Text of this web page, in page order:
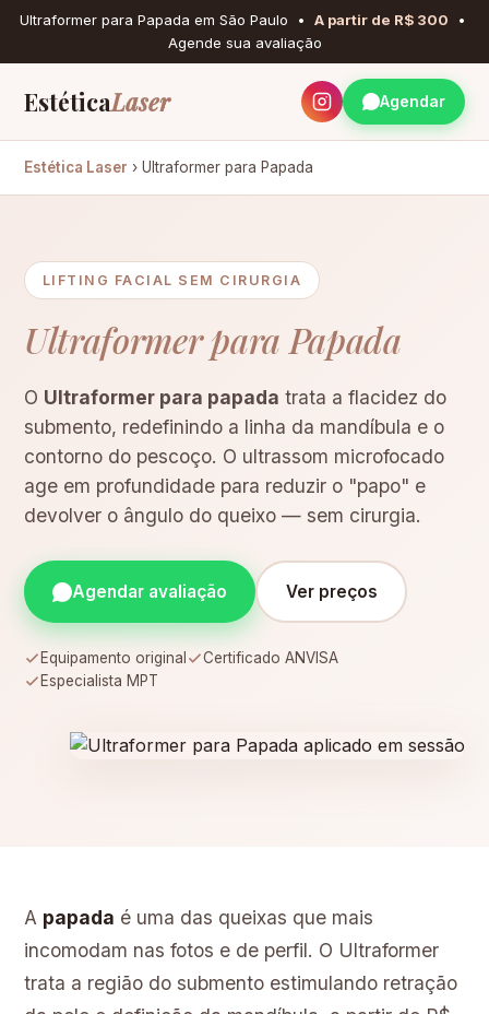
Ultraformer para Papada em São Paulo • A partir de R$ 300 •
Agende sua avaliação
EstéticaLaser Agendar
Estética Laser › Ultraformer para Papada
LIFTING FACIAL SEM CIRURGIA
Ultraformer para Papada
O Ultraformer para papada trata a flacidez do
submento, redefinindo a linha da mandíbula e o
contorno do pescoço. O ultrassom microfocado
age em profundidade para reduzir o "papo" e
devolver o ângulo do queixo — sem cirurgia.
Agendar avaliação Ver preços
Equipamento original
Certificado ANVISA
Especialista MPT
A papada é uma das queixas que mais
incomodam nas fotos e de perfil. O Ultraformer
trata a região do submento estimulando retração